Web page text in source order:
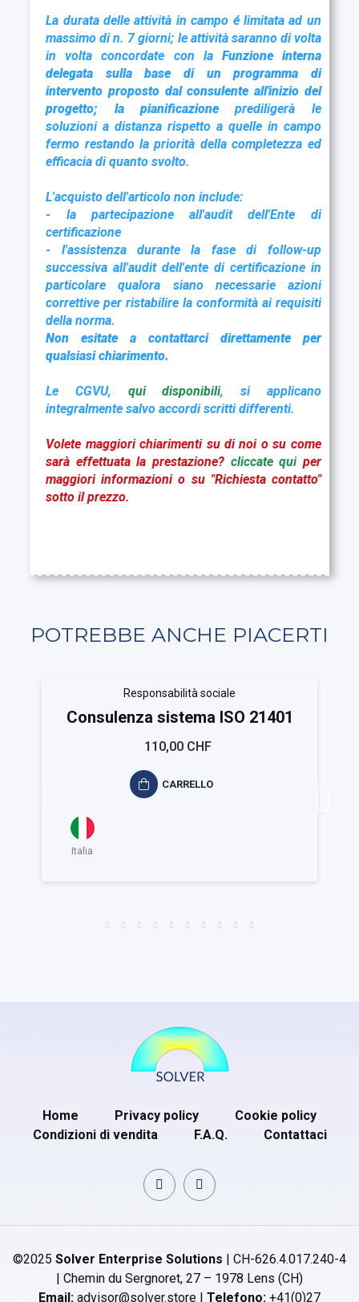
La durata delle attività in campo é limitata ad un
massimo di n. 7 giorni; le attività saranno di volta
in volta concordate con la Funzione interna
delegata
sulla base di un programma di
intervento proposto dal consulente all'inizio del
progetto; la pianificazioneprediligerà le
soluzioni a distanza rispetto a quelle in campo
fermo restando la priorità della completezza ed
efficacia di quanto svolto.
L'acquisto dell'articolo non include:
- la partecipazione all'audit dell'Ente di
certificazione
- l'assistenza durante la fase di follow-up
successiva all'audit dell'ente di certificazione in
particolare qualora siano necessarie azioni
correttive per ristabilire la conformità ai requisiti
della norma.
Non esitate a contattarci direttamente per
qualsiasi chiarimento.
Le CGVU, qui disponibili, si applicano
integralmente salvo accordi scritti differenti.
Volete maggiori chiarimenti su di noi o su come
sarà effettuata la prestazione? cliccate qui per
maggiori informazioni o su "Richiesta contatto"
sotto il prezzo.
POTREBBE ANCHE PIACERTI
Responsabilità sociale
Consulenza sistema ISO 21401
110,00 CHF
CARRELLO
Italia
Home Privacy policy
Cookie policy
Condizioni di vendita
F.A.Q. Contattaci
©2025 Solver Enterprise Solutions | CH-626.4.017.240-4
| Chemin du Sergnoret, 27 – 1978 Lens (CH)
Email: advisor@solver.store | Telefono: +41(0)27